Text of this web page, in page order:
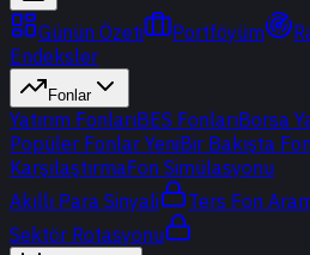
Günün Özeti Portföyüm
Endeksler
Fonlar
Yatırım FonlarıBES FonlarıBorsa
Popüler Fonlar YeniBir Bakışta
KarşılaştırmaFon Simülasyonu
Akıllı Para Sinyali
Ters Fon
Sektör Rotasyonu